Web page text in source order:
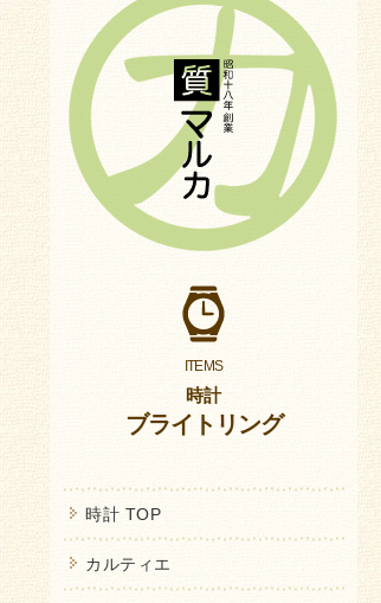
時計
ブライトリング
時計 TOP
カルティエ